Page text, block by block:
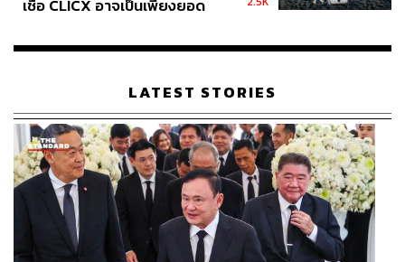
เชื่อ CLICX อาจเป็นเพียงยอด
เรือนไทยที่ถูกซุกไว้
LATEST STORIES